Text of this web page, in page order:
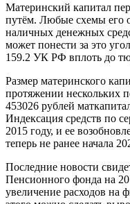
Материнский капитал
путём. Любые схемы его
наличных денежных
может понести за это
159.2 УК РФ вплоть до
Размер материнского
протяжении нескольких
453026 рублей
Индексация средств по
2015 году, и ее
теперь не ранее начала
Последние новости
Пенсионного фонда на
увеличение расходов на